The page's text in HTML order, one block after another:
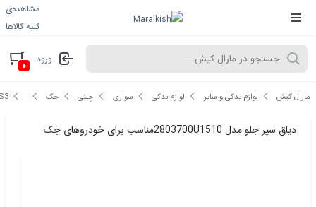
مشاهده‌ی
کلیه کالاها
ورود ۰
مارال کیش لوازم یدکی و سایر لوازم یدکی سواری چینی جک
دیاق سپر جلو مدل 2803700U1510مناسب برای خودروهای جک